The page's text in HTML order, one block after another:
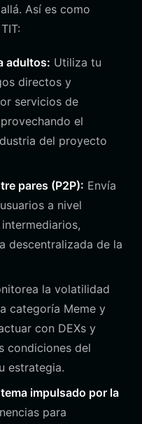
Así es como
adultos: Utiliza tu
directos y
servicios de
el
del proyecto
pares (P2P): Envía
a nivel
descentralizada de la
la volatilidad
categoría Meme y
con DEXs y
condiciones del
estrategia.
impulsado por la
para